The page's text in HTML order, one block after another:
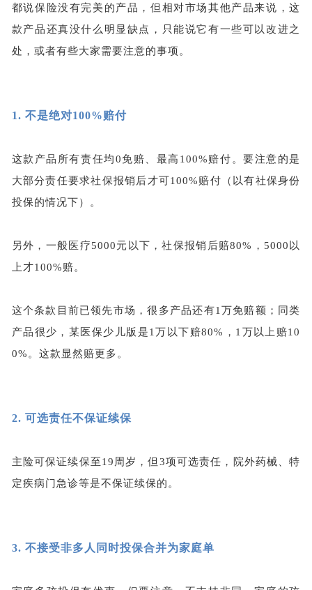
都说保险没有完美的产品，但相对市场其他产品来说，这
款产品还真没什么明显缺点，只能说它有一些可以改进之
处，或者有些大家需要注意的事项。
1. 不是绝对100%赔付
这款产品所有责任均0免赔、最高100%赔付。要注意的是
大部分责任要求社保报销后才可100%赔付（以有社保身份
投保的情况下）。
另外，一般医疗5000元以下，社保报销后赔80%，5000以
上才100%赔。
这个条款目前已领先市场，很多产品还有1万免赔额；同类
产品很少，某医保少儿版是1万以下赔80%，1万以上赔10
0%。这款显然赔更多。
2. 可选责任不保证续保
主险可保证续保至19周岁，但3项可选责任，院外药械、特
定疾病门急诊等是不保证续保的。
3. 不接受非多人同时投保合并为家庭单